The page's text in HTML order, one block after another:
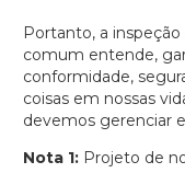
Portanto, a
comum entende,
conformidade,
coisas em nossas
devemos gerenciar
Nota 1: Projeto de